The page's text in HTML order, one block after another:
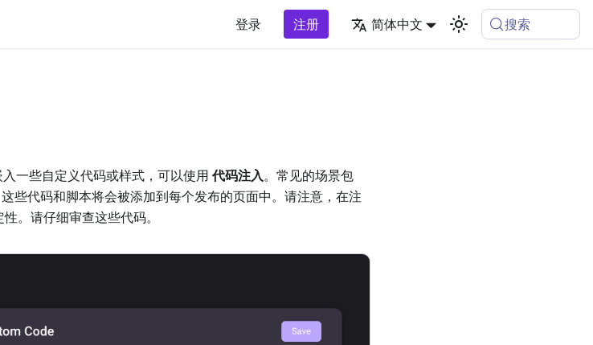
登录 注册 简体中文 搜索
一些自定义代码或样式，可以使用 代码注入。常见的场景包
些代码和脚本将会被添加到每个发布的页面中。请注意，在注
。请仔细审查这些代码。